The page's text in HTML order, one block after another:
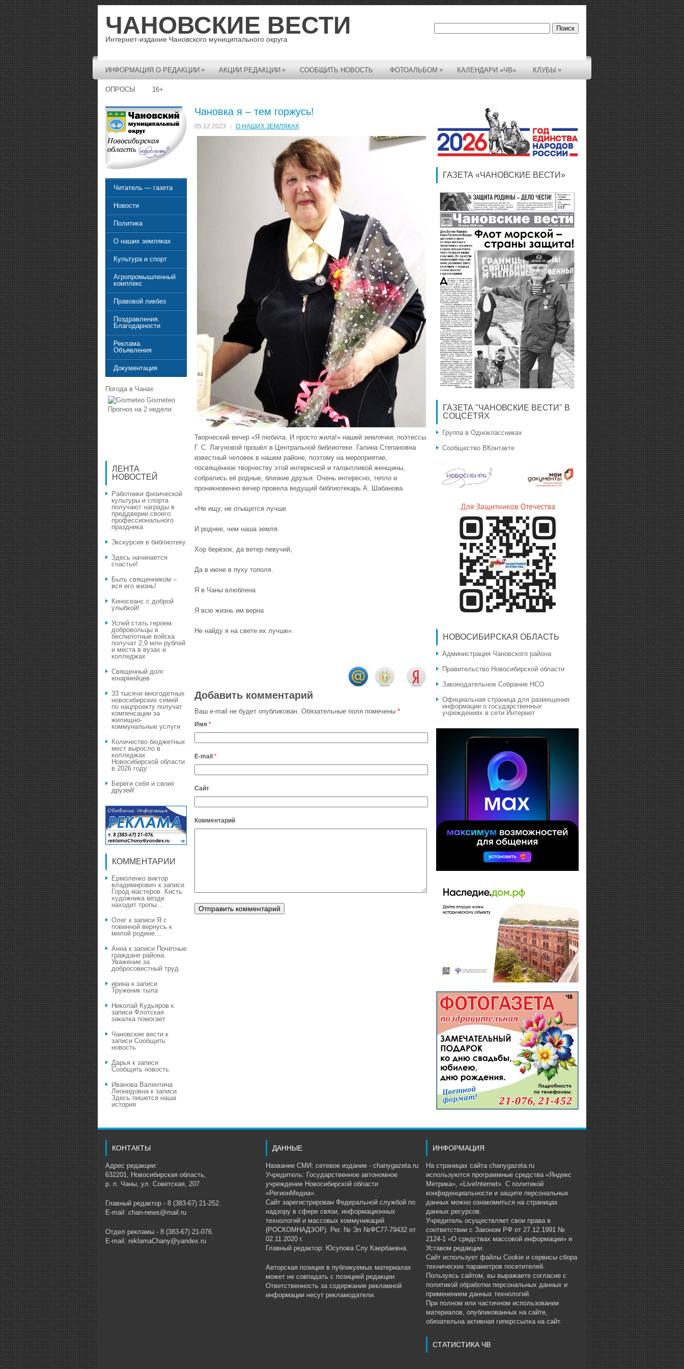
ЧАНОВСКИЕ ВЕСТИ
Интернет-издание Чановского муниципального округа
ИНФОРМАЦИЯ О РЕДАКЦИИ » АКЦИИ РЕДАКЦИИ » СООБЩИТЬ НОВОСТЬ ФОТОАЛЬБОМ » КАЛЕНДАРИ «ЧВ» КЛУБЫ »
ОПРОСЫ 16+
Чановка я – тем горжусь!
05.12.2023 О НАШИХ ЗЕМЛЯКАХ
Творческий вечер «Я любила. И просто жила!» нашей землячки, поэтессы
Г. С. Лагуновой прошёл в Центральной библиотеке. Галина Степановна
известный человек в нашем районе, поэтому на мероприятие,
посвящённое творчеству этой интересной и талантливой женщины,
собрались её родные, близкие друзья. Очень интересно, тепло и
проникновенно вечер провела ведущий библиотекарь А. Шабанова.
«Не ищу, не отыщется лучше
И роднее, чем наша земля.
Хор берёзок, да ветер певучий,
Да в июне в пуху тополя.
Я в Чаны влюблена
Я всю жизнь им верна
Не найду я на свете их лучше».
Добавить комментарий
Ваш e-mail не будет опубликован. Обязательные поля помечены *
Имя *
E-mail *
Сайт
Комментарий
Читатель — газета
Новости
Политика
О наших земляках
Культура и спорт
Агропромышленный
комплекс
Правовой ликбез
Поздравления.
Благодарности
Реклама.
Объявления
Документация
Погода в Чанах
Gismeteo
Прогноз на 2 недели
ЛЕНТА
НОВОСТЕЙ
Работники физической
культуры и спорта
получают награды в
преддверии своего
профессионального
праздника
Экскурсия в библиотеку
Здесь начинается
счастье!
Быть священником –
вся его жизнь!
Киносеанс с доброй
улыбкой!
Успей стать героем:
добровольцы в
беспилотные войска
получат 2,9 млн рублей
и места в вузах и
колледжах
Священный долг
юнармейцев
33 тысячи многодетных
новосибирских семей
по нацпроекту получат
компенсации за
жилищно-
коммунальные услуги
Количество бюджетных
мест выросло в
колледжах
Новосибирской области
в 2026 году
Береги себя и своих
друзей!
КОММЕНТАРИИ
Ермоленко виктор
владимирович к записи
Город мастеров. Кисть
художника везде
находит тропы…
Олег к записи Я с
повинной вернусь к
милой родине…
Аннак записи Почётные
граждане района.
Уважение за
добросовестный труд
иринак записи
Труженик тыла
Николай Кудьяров к
записи Флотская
закалка помогает
Чановские вести к
записи Сообщить
новость
Дарья к записи
Сообщить новость
Иванова Валентина
Леонидовнак записи
Здесь пишется наша
история
ГАЗЕТА «ЧАНОВСКИЕ ВЕСТИ»
ГАЗЕТА "ЧАНОВСКИЕ ВЕСТИ" В
СОЦСЕТЯХ
Группа в Одноклассниках
Сообщество ВКонтакте
НОВОСИБИРСКАЯ ОБЛАСТЬ
Администрация Чановского района
Правительство Новосибирской области
Законодательное Собрание НСО
Официальная страница для размещения
информации о государственных
учреждениях в сети Интернет
КОНТАКТЫ
Адрес редакции:
632201, Новосибирская область,
р. п. Чаны, ул. Советская, 207
Главный редактор - 8 (383-67) 21-252.
E-mail: chan-news@mail.ru
Отдел рекламы - 8 (383-67) 21-076.
E-mail: reklamaChany@yandex.ru
ДАННЫЕ
Название СМИ: сетевое издание - chanygazeta.ru
Учредитель: Государственное автономное
учреждение Новосибирской области
«РегионМедиа».
Сайт зарегистрирован Федеральной службой по
надзору в сфере связи, информационных
технологий и массовых коммуникаций
(РОСКОМНАДЗОР). Рег. № Эл №ФС77-79432 от
02.11.2020 г.
Главный редактор: Юсупова Слу Каербаевна.
Авторская позиция в публикуемых материалах
может не совпадать с позицией редакции.
Ответственность за содержание рекламной
информации несут рекламодатели.
ИНФОРМАЦИЯ
На страницах сайта chanygazeta.ru
используются программные средства «Яндекс
Метрика», «LiveInternet». С политикой
конфиденциальности и защите персональных
данных можно ознакомиться на страницах
данных ресурсов.
Учредитель осуществляет свои права в
соответствии с Законом РФ от 27.12.1991 №
2124-1 «О средствах массовой информации» и
Уставом редакции.
Сайт использует файлы Cookie и сервисы сбора
технических параметров посетителей.
Пользуясь сайтом, вы выражаете согласие с
политикой обработки персональных данных и
применением данных технологий.
При полном или частичном использовании
материалов, опубликованных на сайте,
обязательна активная гиперссылка на сайт.
СТАТИСТИКА ЧВ